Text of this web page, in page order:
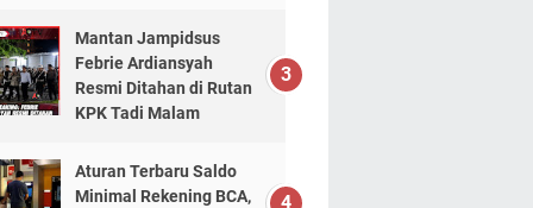
Mantan Jampidsus
Febrie Ardiansyah
Resmi Ditahan di Rutan
KPK Tadi Malam
Aturan Terbaru Saldo
Minimal Rekening BCA,